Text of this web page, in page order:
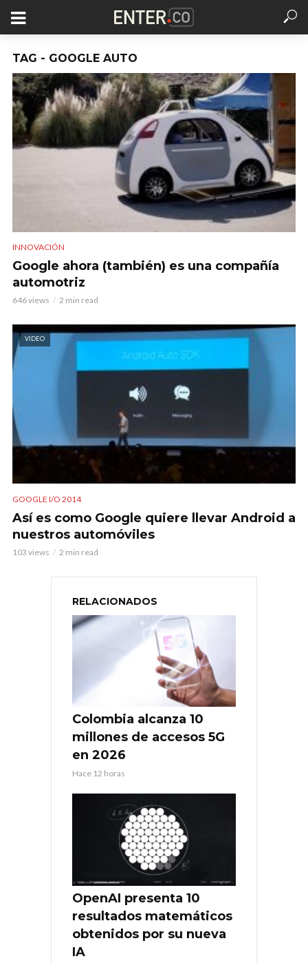
TAG - GOOGLE AUTO
INNOVACIÓN
Google ahora (también) es una compañía
automotriz
646 views 2 min read
VIDEO
GOOGLE I/O 2014
Así es como Google quiere llevar Android a
nuestros automóviles
103 views 2 min read
RELACIONADOS
Colombia alcanza 10
millones de accesos 5G
en 2026
Hace 12 horas
OpenAI presenta 10
resultados matemáticos
obtenidos por su nueva
IA